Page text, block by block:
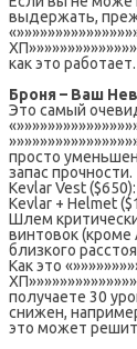
выдержать,
как это работает.
Броня – Ваш
Это самый
просто
запас прочности.
Kevlar Vest
Kevlar + Helmet
Шлем
винтовок (кроме
близкого
Как это
получаете 30
снижен,
это может